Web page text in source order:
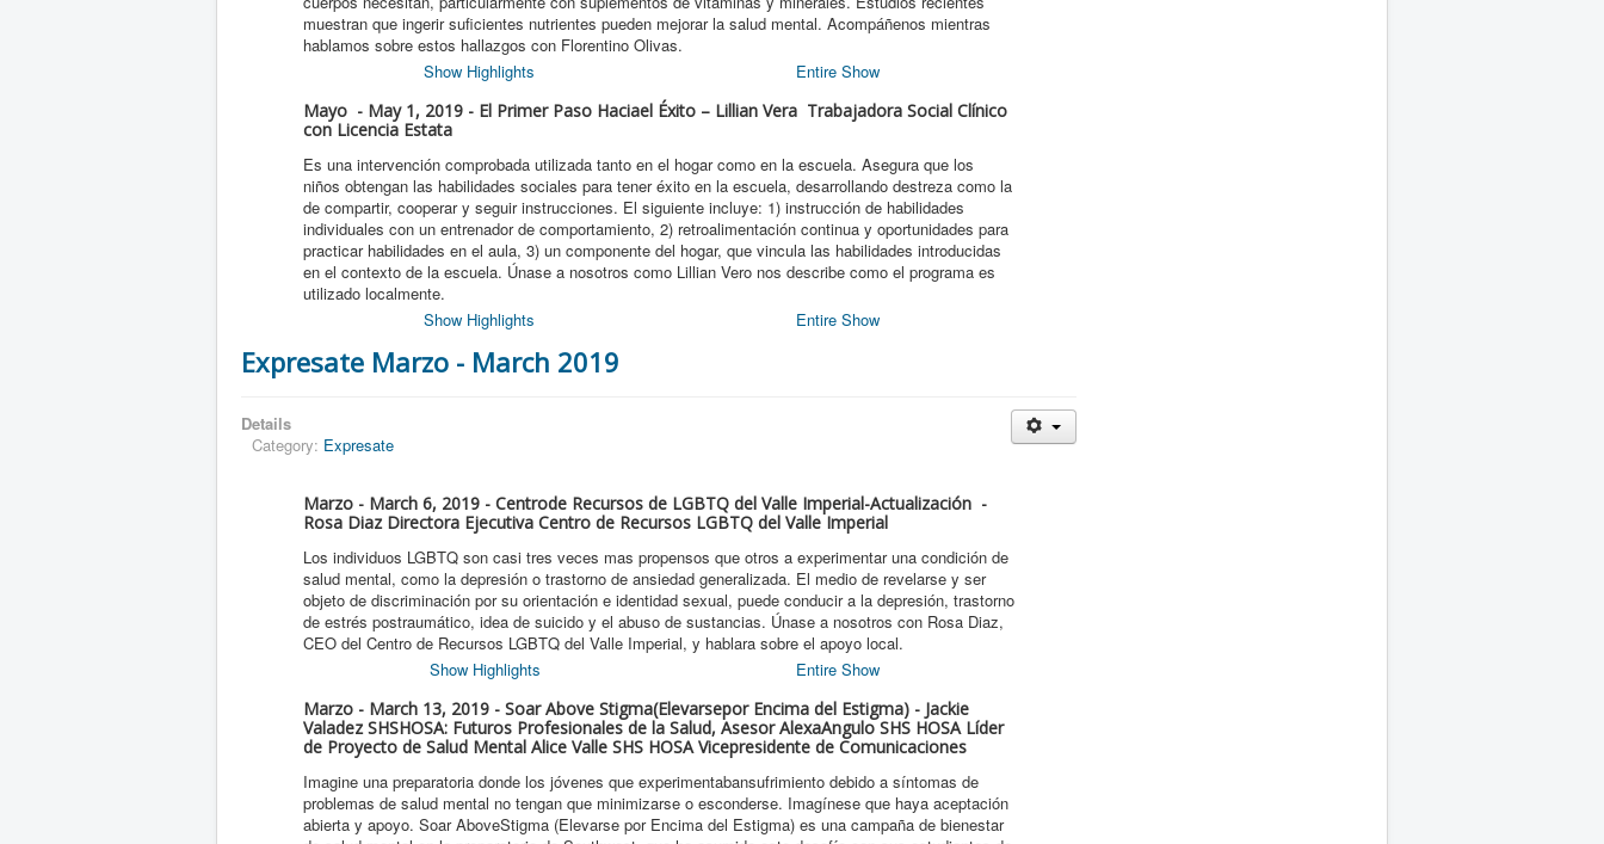
muestran que ingerir suficientes nutrientes pueden mejorar la salud mental. Acompáñenos mientras
hablamos sobre estos hallazgos con Florentino Olivas.
Show Highlights
Entire Show
Mayo - May 1, 2019 - El Primer Paso Haciael Éxito – Lillian Vera Trabajadora Social Clínico
con Licencia Estata
Es una intervención comprobada utilizada tanto en el hogar como en la escuela. Asegura que los
niños obtengan las habilidades sociales para tener éxito en la escuela, desarrollando destreza como la
de compartir, cooperar y seguir instrucciones. El siguiente incluye: 1) instrucción de habilidades
individuales con un entrenador de comportamiento, 2) retroalimentación continua y oportunidades para
practicar habilidades en el aula, 3) un componente del hogar, que vincula las habilidades introducidas
en el contexto de la escuela. Únase a nosotros como Lillian Vero nos describe como el programa es
utilizado localmente.
Show Highlights
Entire Show
Expresate Marzo - March 2019
Details
Category: Expresate
Marzo - March 6, 2019 - Centrode Recursos de LGBTQ del Valle Imperial-Actualización -
Rosa Diaz Directora Ejecutiva Centro de Recursos LGBTQ del Valle Imperial
Los individuos LGBTQ son casi tres veces mas propensos que otros a experimentar una condición de
salud mental, como la depresión o trastorno de ansiedad generalizada. El medio de revelarse y ser
objeto de discriminación por su orientación e identidad sexual, puede conducir a la depresión, trastorno
de estrés postraumático, idea de suicido y el abuso de sustancias. Únase a nosotros con Rosa Diaz,
CEO del Centro de Recursos LGBTQ del Valle Imperial, y hablara sobre el apoyo local.
Show Highlights
Entire Show
Marzo - March 13, 2019 - Soar Above Stigma(Elevarsepor Encima del Estigma) - Jackie
Valadez SHSHOSA: Futuros Profesionales de la Salud, Asesor AlexaAngulo SHS HOSA Líder
de Proyecto de Salud Mental Alice Valle SHS HOSA Vicepresidente de Comunicaciones
Imagine una preparatoria donde los jóvenes que experimentabansufrimiento debido a síntomas de
problemas de salud mental no tengan que minimizarse o esconderse. Imagínese que haya aceptación
abierta y apoyo. Soar AboveStigma (Elevarse por Encima del Estigma) es una campaña de bienestar